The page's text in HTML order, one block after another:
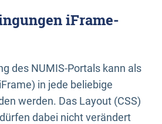
iFrame-
des NUMIS-Portals kann als
in jede beliebige
werden. Das Layout (CSS)
dabei nicht verändert